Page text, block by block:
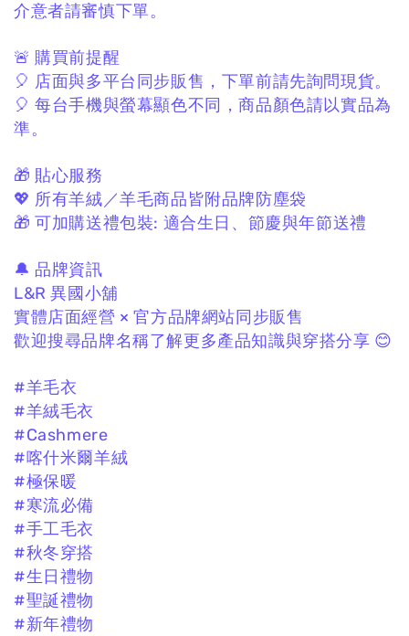
介意者請審慎下單。
🚨 購買前提醒
🎈 店面與多平台同步販售， 下單前請先詢問現貨。
🎈 每台手機與螢幕顯色不同，商品顏色請以實品為
準。
🎁 貼心服務
💖 所有羊絨／羊毛商品皆附品牌防塵袋
🎁 可加購送禮包裝: 適合生日、節慶與年節送禮
🔔 品牌資訊
L&R 異國小舖
實體店面經營 × 官方品牌網站同步販售
歡迎搜尋品牌名稱了解更多產品知識與穿搭分享 😊
#羊毛衣
#羊絨毛衣
#Cashmere
#喀什米爾羊絨
#極保暖
#寒流必備
#手工毛衣
#秋冬穿搭
#生日禮物
#聖誕禮物
#新年禮物